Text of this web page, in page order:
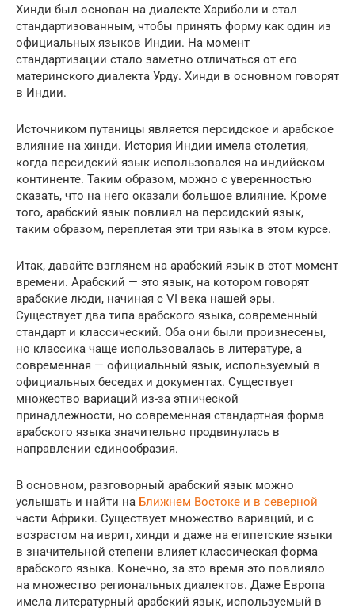
Хинди был основан на диалекте Хариболи и стал
стандартизованным, чтобы принять форму как один из
официальных языков Индии. На момент
стандартизации стало заметно отличаться от его
материнского диалекта Урду. Хинди в основном говорят
в Индии.
Источником путаницы является персидское и арабское
влияние на хинди. История Индии имела столетия,
когда персидский язык использовался на индийском
континенте. Таким образом, можно с уверенностью
сказать, что на него оказали большое влияние. Кроме
того, арабский язык повлиял на персидский язык,
таким образом, переплетая эти три языка в этом курсе.
Итак, давайте взглянем на арабский язык в этот момент
времени. Арабский — это язык, на котором говорят
арабские люди, начиная с VI века нашей эры.
Существует два типа арабского языка, современный
стандарт и классический. Оба они были произнесены,
но классика чаще использовалась в литературе, а
современная — официальный язык, используемый в
официальных беседах и документах. Существует
множество вариаций из-за этнической
принадлежности, но современная стандартная форма
арабского языка значительно продвинулась в
направлении единообразия.
В основном, разговорный арабский язык можно
услышать и найти на Ближнем Востоке и в северной
части Африки. Существует множество вариаций, и с
возрастом на иврит, хинди и даже на египетские языки
в значительной степени влияет классическая форма
арабского языка. Конечно, за это время это повлияло
на множество региональных диалектов. Даже Европа
имела литературный арабский язык, используемый в